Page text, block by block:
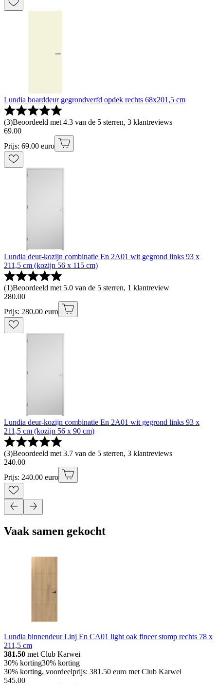
Lundia boarddeur gegrondverfd opdek rechts 68x201,5 cm
(3)Beoordeeld met 4.3 van de 5 sterren, 3 klantreviews
69.00
Prijs: 69.00 euro
Lundia deur-kozijn combinatie En 2A01 wit gegrond links 93 x
211,5 cm (kozijn 56 x 115 cm)
(1)Beoordeeld met 5.0 van de 5 sterren, 1 klantreview
280.00
Prijs: 280.00 euro
Lundia deur-kozijn combinatie En 2A01 wit gegrond links 93 x
211,5 cm (kozijn 56 x 90 cm)
(3)Beoordeeld met 3.7 van de 5 sterren, 3 klantreviews
240.00
Prijs: 240.00 euro
Vaak samen gekocht
Lundia binnendeur Linj En CA01 light oak fineer stomp rechts 78 x
211,5 cm
381.50 met Club Karwei
30% korting30% korting
30% korting, voordeelprijs: 381.50 euro met Club Karwei
545.00